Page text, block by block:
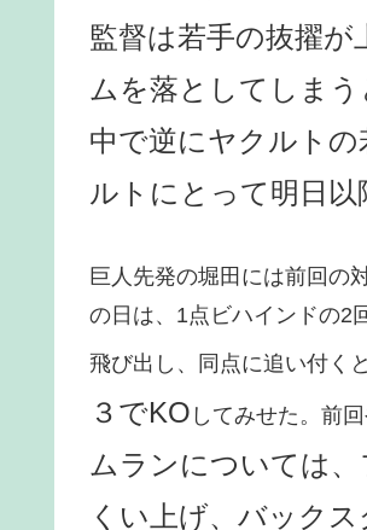
監督は若手の抜擢
ムを落としてしま
中で逆にヤクルト
ルトにとって明日以
巨人先発の堀田には前回の
の日は、1点ビハインドの2
飛び出し、同点に追い付く
３でKO してみせた。前
ムランについては
くい上げ、バック